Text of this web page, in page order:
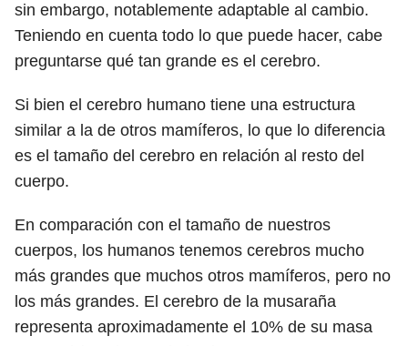
sin embargo, notablemente adaptable al cambio.
Teniendo en cuenta todo lo que puede hacer, cabe
preguntarse qué tan grande es el cerebro.
Si bien el cerebro humano tiene una estructura
similar a la de otros mamíferos, lo que lo diferencia
es el tamaño del cerebro en relación al resto del
cuerpo.
En comparación con el tamaño de nuestros
cuerpos, los humanos tenemos cerebros mucho
más grandes que muchos otros mamíferos, pero no
los más grandes. El cerebro de la musaraña
representa aproximadamente el 10% de su masa